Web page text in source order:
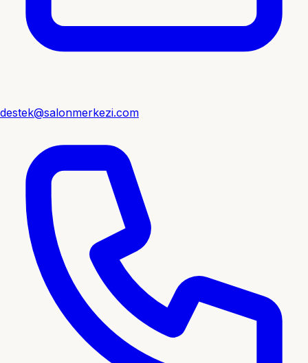
destek@salonmerkezi.com